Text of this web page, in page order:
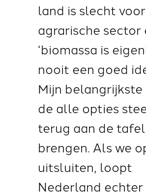
land is slecht
agrarische sector
‘biomassa is
nooit een goed
Mijn belangrijkste
de alle opties
terug aan de
brengen. Als we
uitsluiten, loopt
Nederland